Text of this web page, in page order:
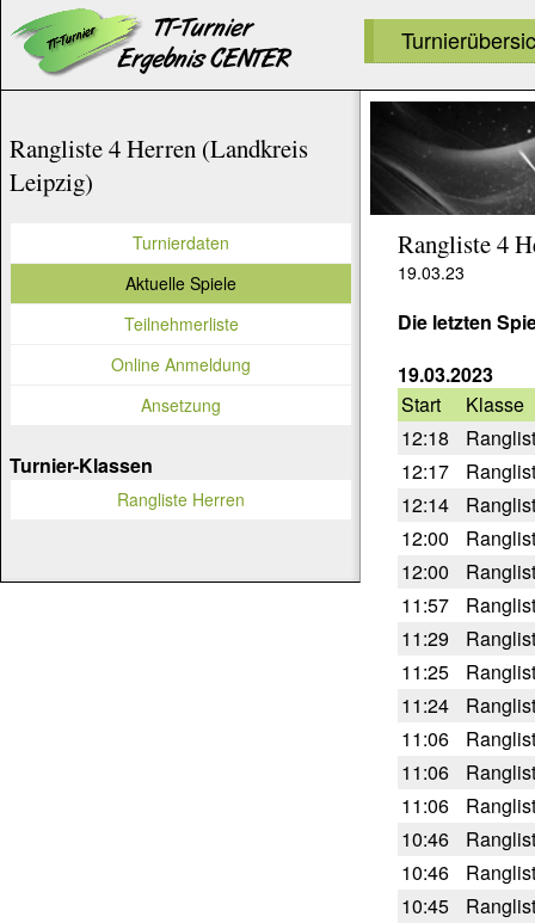
Rangliste 4
19.03.23
Die letzten
19.03.2023
Start
Klasse
12:18
12:17
12:14
12:00
12:00
11:57
11:29
11:25
11:24
11:06
11:06
11:06
10:46
10:46
10:45
Rangliste 4 Herren (Landkreis
Leipzig)
Turnierdaten
Aktuelle Spiele
Teilnehmerliste
Online Anmeldung
Ansetzung
Turnier-Klassen
Rangliste Herren